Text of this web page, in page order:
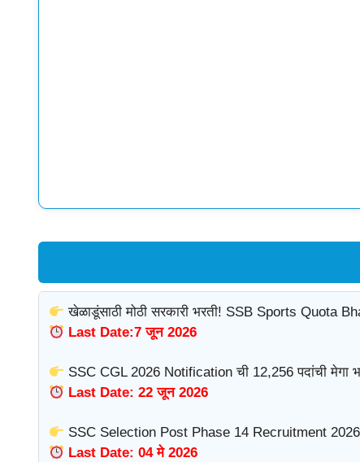
खेळाडूंसाठी मोठी सरकारी भरती! SSB Sports Quota
Last Date:7 जून 2026
SSC CGL 2026 Notification ची 12,256 पदांची मेगा
Last Date: 22 जून 2026
SSC Selection Post Phase 14 Recruitment
Last Date: 04 मे 2026